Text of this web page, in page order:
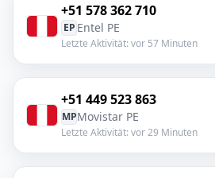
+51 578 362 710
EP Entel PE
Letzte Aktivität: vor 57 Minuten
+51 449 523 863
MPMovistar PE
Letzte Aktivität: vor 29 Minuten